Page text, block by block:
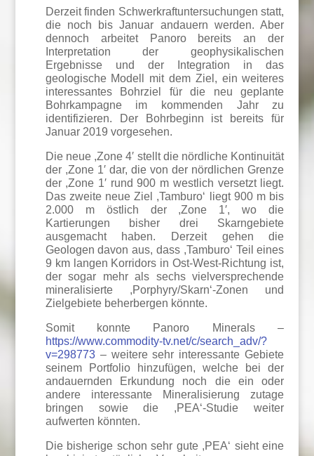
Derzeit finden Schwerkraftuntersuchungen statt,
die noch bis Januar andauern werden. Aber
dennoch arbeitet Panoro bereits an der
Interpretation der geophysikalischen
Ergebnisse und der Integration in das
geologische Modell mit dem Ziel, ein weiteres
interessantes Bohrziel für die neu geplante
Bohrkampagne im kommenden Jahr zu
identifizieren. Der Bohrbeginn ist bereits für
Januar 2019 vorgesehen.
Die neue ,Zone 4′ stellt die nördliche Kontinuität
der ,Zone 1′ dar, die von der nördlichen Grenze
der ,Zone 1′ rund 900 m westlich versetzt liegt.
Das zweite neue Ziel ,Tamburo‘ liegt 900 m bis
2.000 m östlich der ,Zone 1′, wo die
Kartierungen bisher drei Skarngebiete
ausgemacht haben. Derzeit gehen die
Geologen davon aus, dass ,Tamburo‘ Teil eines
9 km langen Korridors in Ost-West-Richtung ist,
der sogar mehr als sechs vielversprechende
mineralisierte ,Porphyry/Skarn‘-Zonen und
Zielgebiete beherbergen könnte.
Somit konnte Panoro Minerals –
https://www.commodity-tv.net/c/search_adv/?
v=298773– weitere sehr interessante Gebiete
seinem Portfolio hinzufügen, welche bei der
andauernden Erkundung noch die ein oder
andere interessante Mineralisierung zutage
bringen sowie die ,PEA‘-Studie weiter
aufwerten könnten.
Die bisherige schon sehr gute ,PEA‘ sieht eine